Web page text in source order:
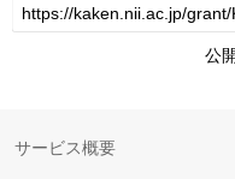
公
サービス概要